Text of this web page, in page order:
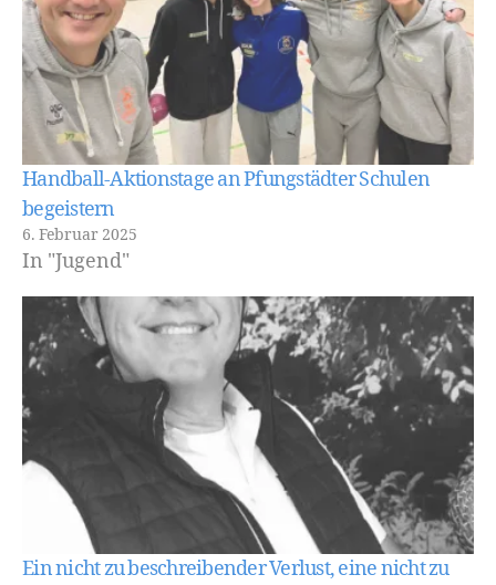
Handball-Aktionstage an Pfungstädter Schulen
begeistern
6. Februar 2025
In "Jugend"
Ein nicht zu beschreibender Verlust, eine nicht zu